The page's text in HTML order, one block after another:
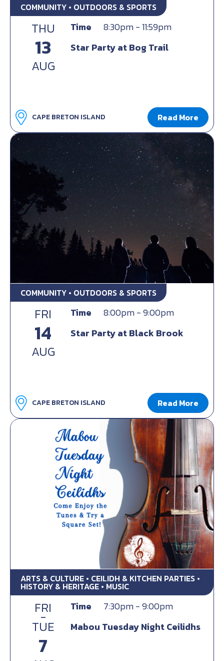
COMMUNITY • OUTDOORS & SPORTS
THU
13
AUG
Time
8:30pm - 11:59pm
Star Party at Bog Trail
CAPE BRETON ISLAND Read More
COMMUNITY • OUTDOORS & SPORTS
FRI
14
AUG
Time
8:00pm - 9:00pm
Star Party at Black Brook
CAPE BRETON ISLAND Read More
ARTS & CULTURE • CEILIDH & KITCHEN PARTIES •
HISTORY & HERITAGE • MUSIC
FRI
-
TUE
7
Time
7:30pm - 9:00pm
Mabou Tuesday Night Ceilidhs